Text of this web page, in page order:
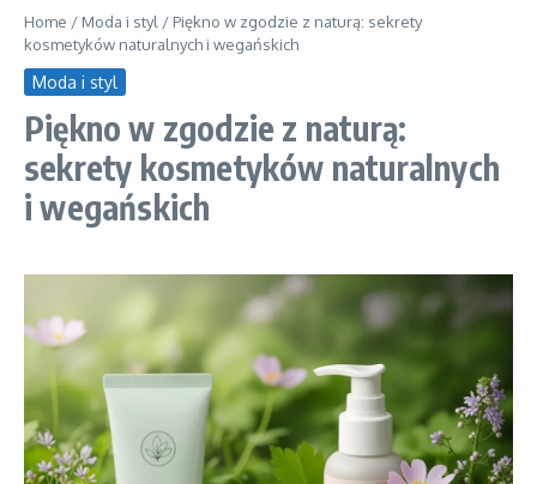
Home / Moda i styl / Piękno w zgodzie z naturą: sekrety
kosmetyków naturalnych i wegańskich
Moda i styl
Piękno w zgodzie z naturą:
sekrety kosmetyków naturalnych
i wegańskich